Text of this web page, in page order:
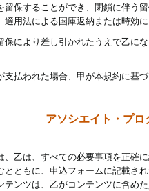
保することができ、閉鎖に伴う
適用法による国庫返納または時効
により差し引かれたうえで乙に
払われた場合、甲が本規約に基
アソシエイト・プ
乙は、すべての必要事項を正確
ともに、申込フォームに記載さ
ンツは、乙がコンテンツに含め